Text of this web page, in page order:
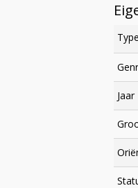
Type
Jaar